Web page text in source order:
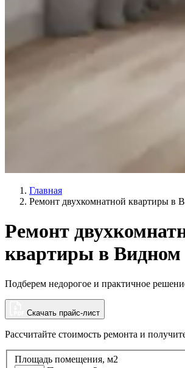
Главная
Ремонт двухкомнатной квартиры в
Ремонт
квартиры в Видном
Подберем недорогое и практичное
Скачать прайс-лист
Рассчитайте стоимость ремонта и
Площадь помещения, м2